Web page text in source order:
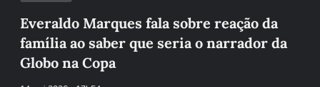
Everaldo Marques fala sobre reação da
família ao saber que seria o narrador da
Globo na Copa